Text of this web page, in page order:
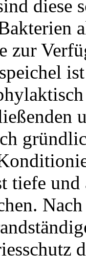
diese
zur
tiefe